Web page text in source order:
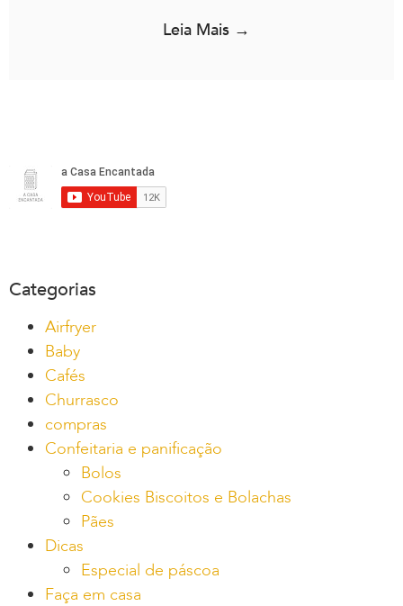
Leia Mais →
Categorias
Airfryer
Baby
Cafés
Churrasco
compras
Confeitaria e panificação
Bolos
Cookies Biscoitos e Bolachas
Pães
Dicas
Especial de páscoa
Faça em casa